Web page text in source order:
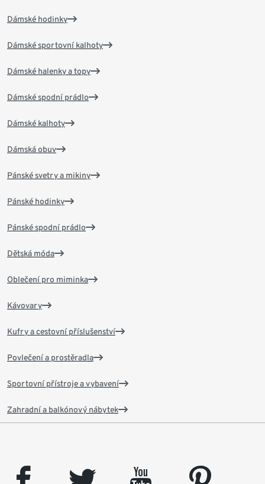
Dámské hodinky
Dámské sportovní kalhoty
Dámské halenky a topy
Dámské spodní prádlo
Dámské kalhoty
Dámská obuv
Pánské svetry a mikiny
Pánské hodinky
Pánské spodní prádlo
Dětská móda
Oblečení pro miminka
Kávovary
Kufry a cestovní příslušenství
Povlečení a prostěradla
Sportovní přístroje a vybavení
Zahradní a balkónový nábytek